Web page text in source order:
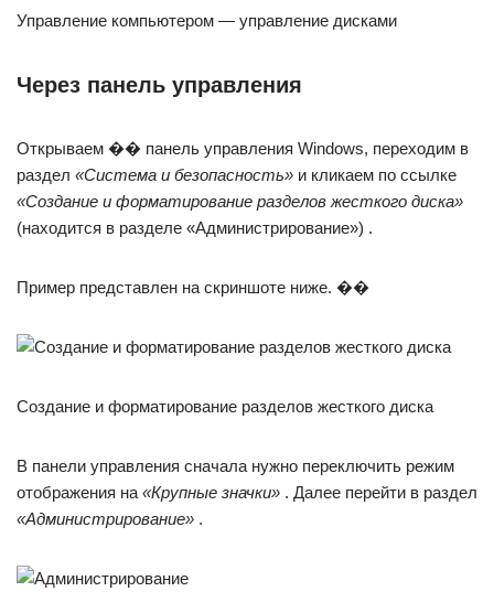
Управление компьютером — управление дисками
Через панель управления
Открываем �� панель управления Windows, переходим в
раздел «Система и безопасность» и кликаем по ссылке
«Создание и форматирование разделов жесткого диска»
(находится в разделе «Администрирование») .
Пример представлен на скриншоте ниже. ��
Создание и форматирование разделов жесткого диска
В панели управления сначала нужно переключить режим
отображения на «Крупные значки» . Далее перейти в раздел
«Администрирование» .